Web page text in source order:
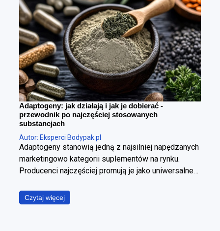
Adaptogeny: jak działają i jak je dobierać -
przewodnik po najczęściej stosowanych
substancjach
Autor: Eksperci Bodypak.pl
Adaptogeny stanowią jedną z najsilniej napędzanych
marketingowo kategorii suplementów na rynku.
Producenci najczęściej promują je jako uniwersalne
snu, wzrost poziomu energii, wyostrzenie
koncentracji, redukcję stresu oraz wzmocnienie
Czytaj więcej